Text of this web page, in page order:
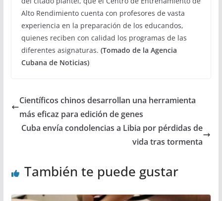
Alto Rendimiento cuenta con profesores de vasta
experiencia en la preparación de los educandos,
quienes reciben con calidad los programas de las
diferentes asignaturas. (Tomado de la Agencia
Cubana de Noticias)
Científicos chinos desarrollan una herramienta
más eficaz para edición de genes
Cuba envía condolencias a Libia por pérdidas de
vida tras tormenta
También te puede gustar